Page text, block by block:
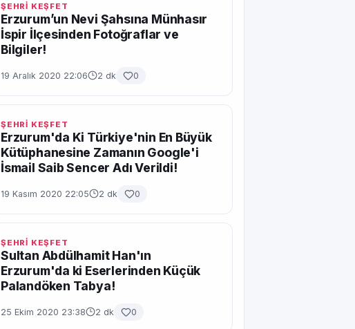
ŞEHRİ KEŞFET
Erzurum’un Nevi Şahsına Münhasır
İspir İlçesinden Fotoğraflar ve
Bilgiler!
19 Aralık 2020 22:06 2 dk 0
ŞEHRİ KEŞFET
Erzurum'da Ki Türkiye'nin En Büyük
Kütüphanesine Zamanın Google'i
İsmail Saib Sencer Adı Verildi!
19 Kasım 2020 22:05 2 dk 0
ŞEHRİ KEŞFET
Sultan Abdülhamit Han'ın
Erzurum'da ki Eserlerinden Küçük
Palandöken Tabya!
25 Ekim 2020 23:38 2 dk 0